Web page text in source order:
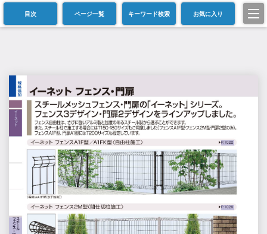
目次 ページ一覧 キーワード検索 お気に入り